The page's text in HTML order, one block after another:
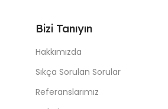
Bizi Tanıyın
Hakkımızda
Sıkça Sorulan Sorular
Referanslarımız